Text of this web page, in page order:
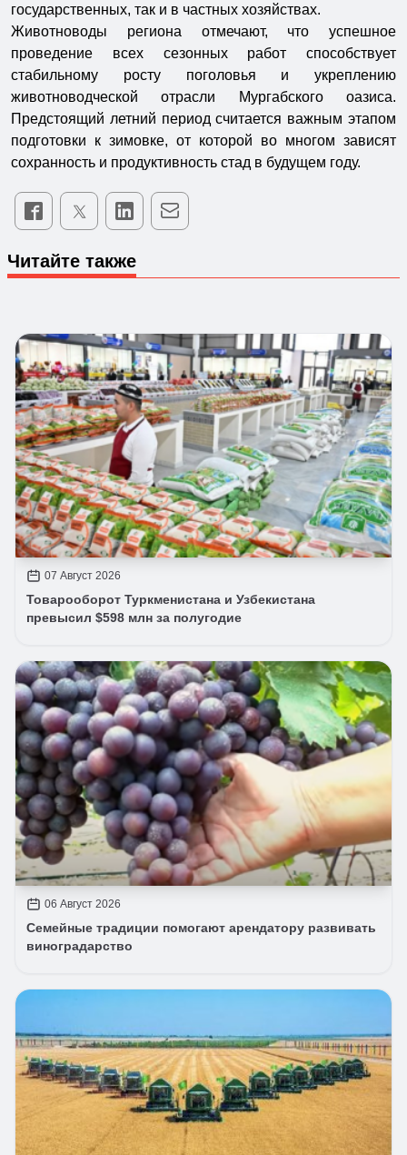
государственных, так и в частных хозяйствах.
Животноводы региона отмечают, что успешное
проведение всех сезонных работ способствует
стабильному росту поголовья и укреплению
животноводческой отрасли Мургабского оазиса.
Предстоящий летний период считается важным этапом
подготовки к зимовке, от которой во многом зависят
сохранность и продуктивность стад в будущем году.
Читайте также
07 Август 2026
Товарооборот Туркменистана и Узбекистана
превысил $598 млн за полугодие
06 Август 2026
Семейные традиции помогают арендатору развивать
виноградарство